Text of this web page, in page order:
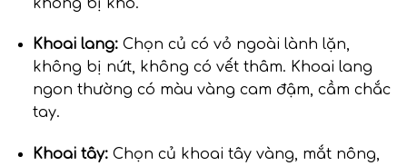
không bị khô.
Khoai lang:Chọn củ có vỏ ngoài lành lặn,
không bị nứt, không có vết thâm. Khoai lang
ngon thường có màu vàng cam đậm, cầm chắc
tay.
Khoai tây:Chọn củ khoai tây vàng, mắt nông,